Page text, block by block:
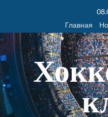
Главная